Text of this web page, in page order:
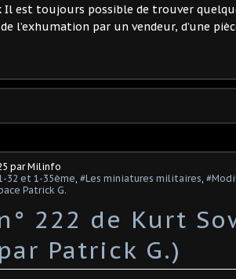
Il est toujours possible de trouver
l’exhumation par un vendeur, d’une
par Milinfo
32 et 1-35ème, #Les miniatures militaires,
Patrick G.
222 de Kurt
Patrick G.)